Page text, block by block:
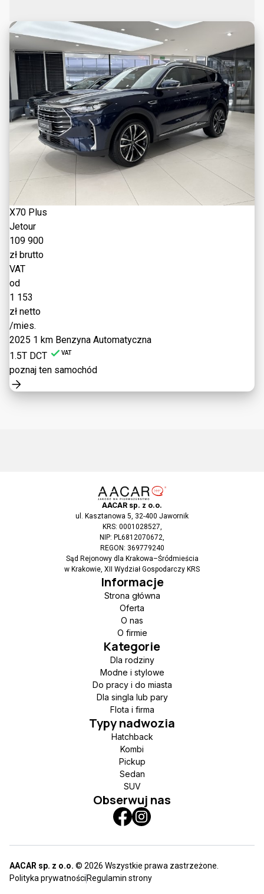
X70 Plus
Jetour
109 900
zł brutto
VAT
od
1 153
zł netto
/mies.
2025 1 km Benzyna Automatyczna
1.5T DCT
VAT
poznaj ten samochód
AACAR sp. z o.o.
ul. Kasztanowa 5, 32-400 Jawornik
KRS: 0001028527,
NIP: PL6812070672,
REGON: 369779240
Sąd Rejonowy dla Krakowa–Śródmieścia
w Krakowie, XII Wydział Gospodarczy KRS
Informacje
Strona główna
Oferta
O nas
O firmie
Kategorie
Dla rodziny
Modne i stylowe
Do pracy i do miasta
Dla singla lub pary
Flota i firma
Typy nadwozia
Hatchback
Kombi
Pickup
Sedan
SUV
Obserwuj nas
AACAR sp. z o.o. © 2026 Wszystkie prawa zastrzeżone.
Polityka prywatności Regulamin strony